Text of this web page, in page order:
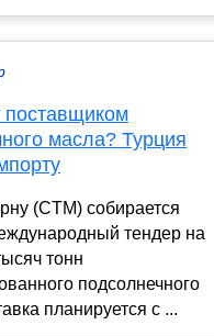
поставщиком
масла? Турция
(CTM) собирается
тендер на
тонн
подсолнечного
планируется с ...